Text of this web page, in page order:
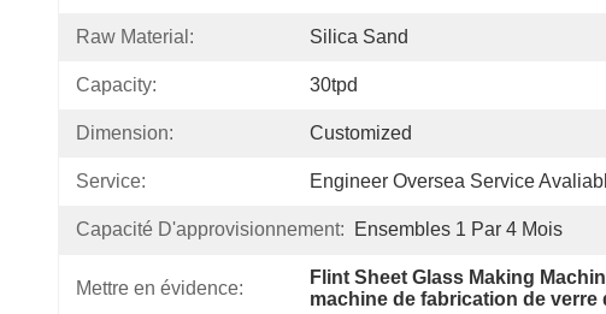
Raw Material: Silica Sand
Capacity: 30tpd
Dimension: Customized
Service: Engineer Oversea Service
Capacité D'approvisionnement: Ensembles 1 Par 4 Mois
Mettre en évidence:
Flint Sheet Glass Making
machine de fabrication de verre